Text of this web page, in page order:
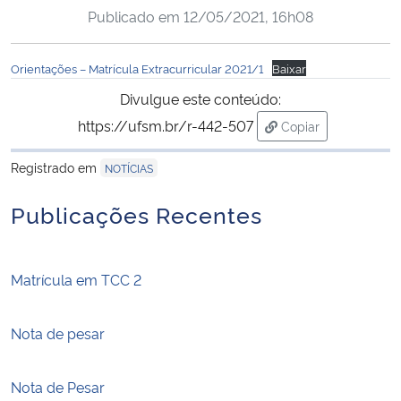
Ministério da Cidadania
Ministério da Saúde
Ministério de Minas e Energia
Ministério da Ciência, Tecnologia, Inovações e Comunicações
Ministério do Meio Ambiente
Controladoria-Geral da União
Ministério da Mulher, da Família e dos Direitos Humanos
Publicado em 12/05/2021, 16h08
Orientações – Matrícula Extracurricular 2021/1 Baixar
Divulgue este conteúdo:
https://ufsm.br/r-442-507
Copiar
para área de
Registrado em
NOTÍCIAS
Publicações Recentes
Matrícula em TCC 2
Nota de pesar
Nota de Pesar